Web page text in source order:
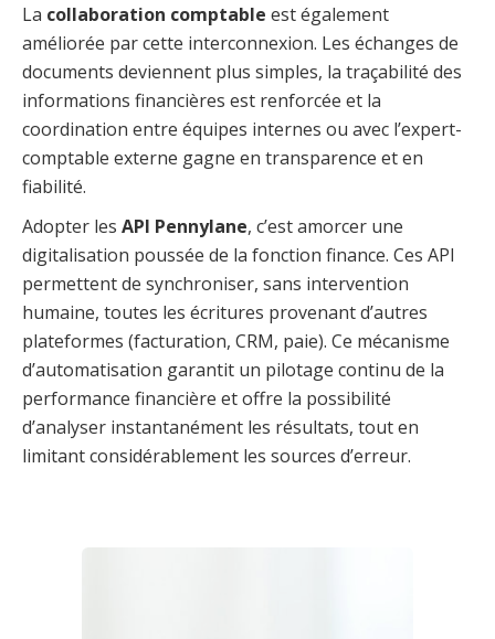
La collaboration comptable est également
améliorée par cette interconnexion. Les échanges de
documents deviennent plus simples, la traçabilité des
informations financières est renforcée et la
coordination entre équipes internes ou avec l’expert-
comptable externe gagne en transparence et en
fiabilité.
Adopter les API Pennylane, c’est amorcer une
digitalisation poussée de la fonction finance. Ces API
permettent de synchroniser, sans intervention
humaine, toutes les écritures provenant d’autres
plateformes (facturation, CRM, paie). Ce mécanisme
d’automatisation garantit un pilotage continu de la
performance financière et offre la possibilité
d’analyser instantanément les résultats, tout en
limitant considérablement les sources d’erreur.